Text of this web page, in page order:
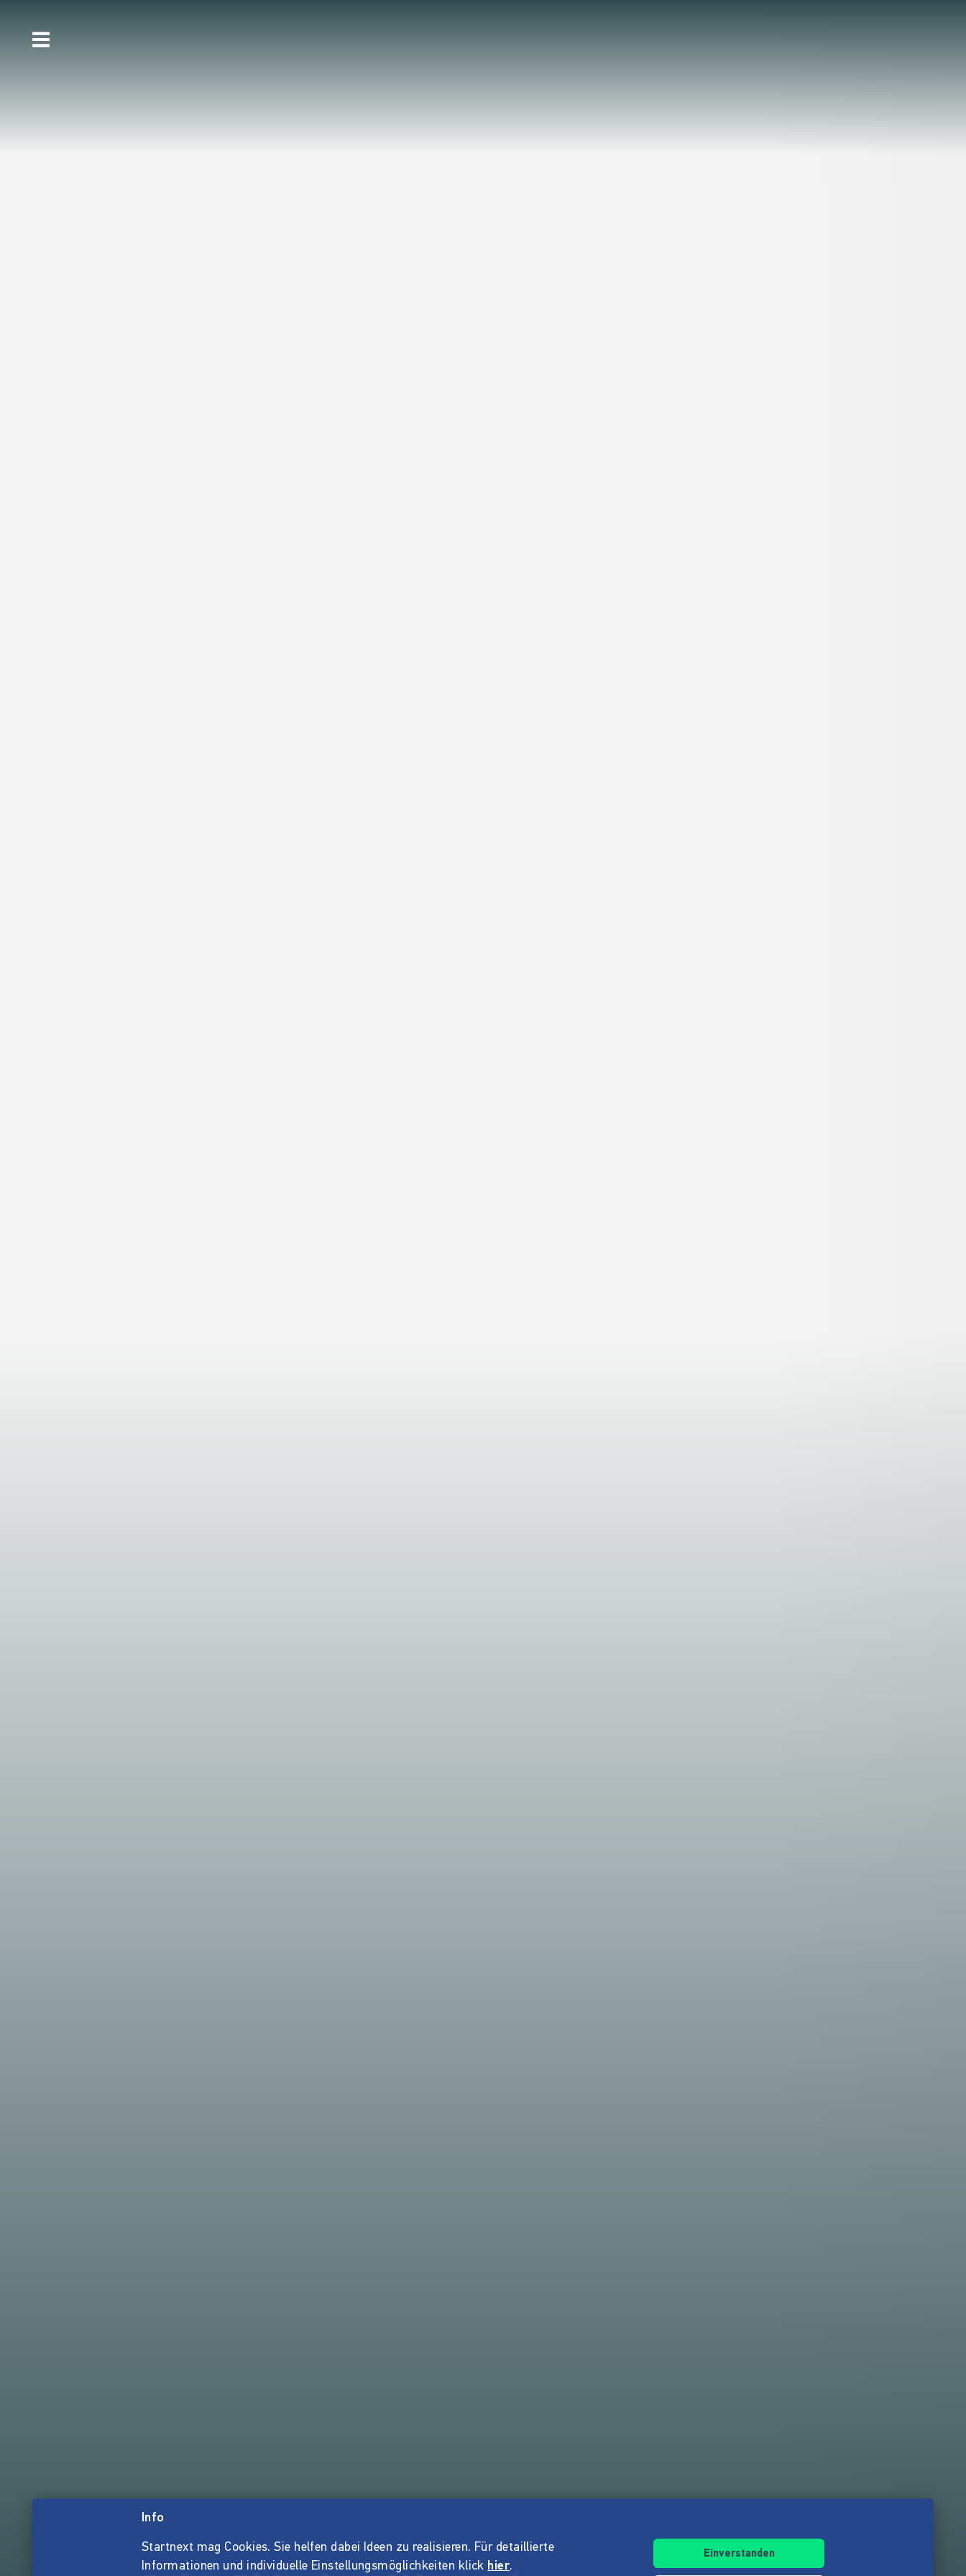
Info
Startnext mag Cookies. Sie helfen dabei Ideen zu realisieren. Für detaillierte
Informationen und individuelle Einstellungsmöglichkeiten klick hier.
Einverstanden